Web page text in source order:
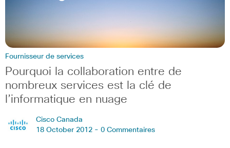
Fournisseur de services
Pourquoi la collaboration entre de
nombreux services est la clé de
l’informatique en nuage
Cisco Canada
18 October 2012 - 0 Commentaires